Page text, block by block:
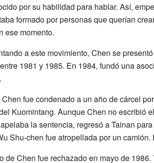
por su habilidad para hablar. Así,
formado por personas que querían
ese momento.
a este movimiento, Chen se
1981 y 1985. En 1984, fundó una
fue condenado a un año de cárcel
Kuomintang. Aunque Chen no escribió
la sentencia, regresó a Tainan
Shu-chen fue atropellada por un camión.
de Chen fue rechazado en mayo de